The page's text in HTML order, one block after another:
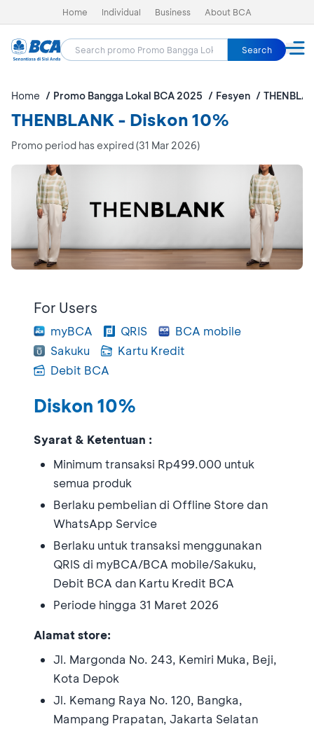
Home Individual Business About BCA
Search
Home Promo Bangga Lokal BCA 2025 Fesyen
THENBLANK - Diskon 10%
Promo period has expired (31 Mar 2026)
For Users
myBCA QRIS
BCA mobile
Sakuku
Kartu Kredit
Debit BCA
Diskon 10%
Syarat & Ketentuan :
Minimum transaksi Rp499.000 untuk
semua produk
Berlaku pembelian di Offline Store dan
WhatsApp Service
Berlaku untuk transaksi menggunakan
QRIS di myBCA/BCA mobile/Sakuku,
Debit BCA dan Kartu Kredit BCA
Periode hingga 31 Maret 2026
Alamat store:
Jl. Margonda No. 243, Kemiri Muka, Beji,
Kota Depok
Jl. Kemang Raya No. 120, Bangka,
Mampang Prapatan, Jakarta Selatan